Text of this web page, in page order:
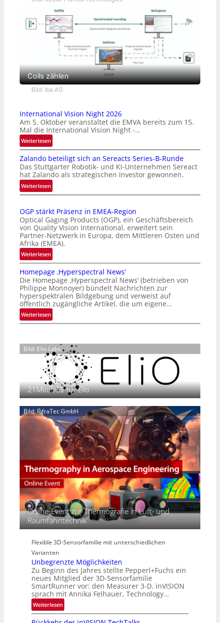
Coils zählen
Bild: iba AG
International Vision Night 2026
Am 5. Oktober veranstaltet die EMVA bereits zum 15.
Mal die International Vision Night -…
Weiterlesen:
I
n
t
e
r
n
t
i
o
n
l
V
i
s
i
o
n
g
h
t
2
0
2
Zalando beteiligt sich an Sereacts Series-B-Runde
Das Stuttgarter Robotik- und KI-Unternehmen Sereact
hat Zalando als strategischen Investor gewonnen.
Weiterlesen:
Z
l
a
n
d
o
b
e
t
e
i
i
g
s
i
c
h
a
n
S
e
r
e
t
s
S
e
i
e
s
-
u
n
d
e
OGP stärkt Präsenz in EMEA-Region
Optical Gaging Products (OGP), ein Geschäftsbereich
von Quality Vision International, erweitert sein
Partner-Netzwerk in Europa, dem Mittleren Osten und
Afrika (EMEA).
Weiterlesen:
O
G
P
s
t
ä
r
P
r
ä
s
e
n
i
n
E
E
A
-
R
e
o
n
Homepage ‚Hyperspectral News‘
Die Homepage ‚Hyperspectral News‘ (betrieben von
Philippe Monnoyer) bündelt Nachrichten zur
hyperspektralen Bildgebung und verweist auf
öffentlich zugängliche Artikel, die um eigene…
Weiterlesen:
H
m
e
p
a
g
e
‚
H
y
p
s
p
e
c
r
a
l
N
s
‘
Bild: Elio Labs.
21Mio.US$ für Elio
Bild: InfraTec GmbH
Online-Event zur Thermografie in Luft- und
Raumfahrttechnik
Flexible 3D-Sensorfamilie mit unterschiedlichen
Varianten
Unbegrenzte Möglichkeiten
Zu Beginn des Jahres stellte Pepperl+Fuchs ein
neues Mitglied der 3D-Sensorfamilie
SmartRunner vor: den Measurer 3-D. inVISION
sprach mit Annika Felhauer, Technology…
Weiterlesen:
U